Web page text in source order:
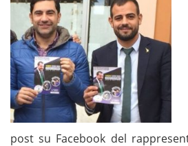
post su Facebook del